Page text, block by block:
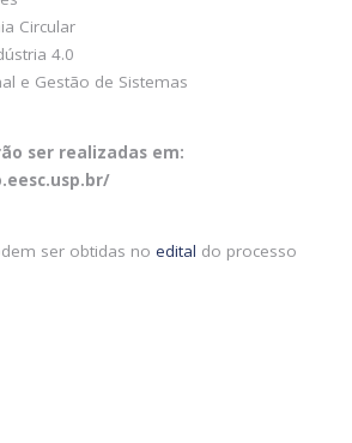
Circular
4.0
e Gestão de Sistemas
ser realizadas em:
ser obtidas no edital do processo